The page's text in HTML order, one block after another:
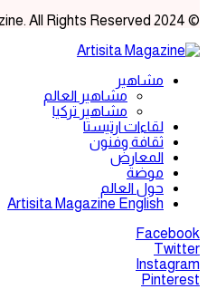
© 2024 Artisita Magazine. All Rights Reserved.
مشاهير
مشاهير العالم
مشاهير تركيا
لقاءات ارتيستا
ثقافة وفنون
المعارض
موضة
حول العالم
Artisita Magazine English
Facebook
Twitter
Instagram
Pinterest